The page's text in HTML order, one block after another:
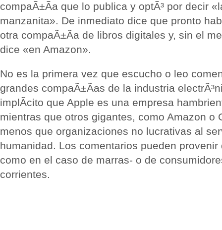
compaÃ±Ã­a que lo publica y optÃ³ por decir
manzanita». De inmediato dice que pronto
otra compaÃ±Ã­a de libros digitales y, sin el
dice «en Amazon».
No es la primera vez que escucho o leo
grandes compaÃ±Ã­as de la industria
implÃ­cito que Apple es una empresa
mientras que otros gigantes, como Amazon o
menos que organizaciones no lucrativas al
humanidad. Los comentarios pueden
como en el caso de marras- o de
corrientes.